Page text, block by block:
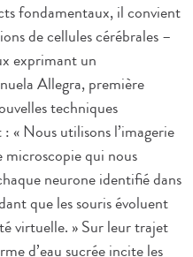
fondamentaux, il convient
de cellules cérébrales –
exprimant un
Allegra, première
techniques
« Nous utilisons l’imagerie
qui nous
neurone identifié dans
que les souris évoluent
virtuelle. » Sur leur trajet
d’eau sucrée incite les